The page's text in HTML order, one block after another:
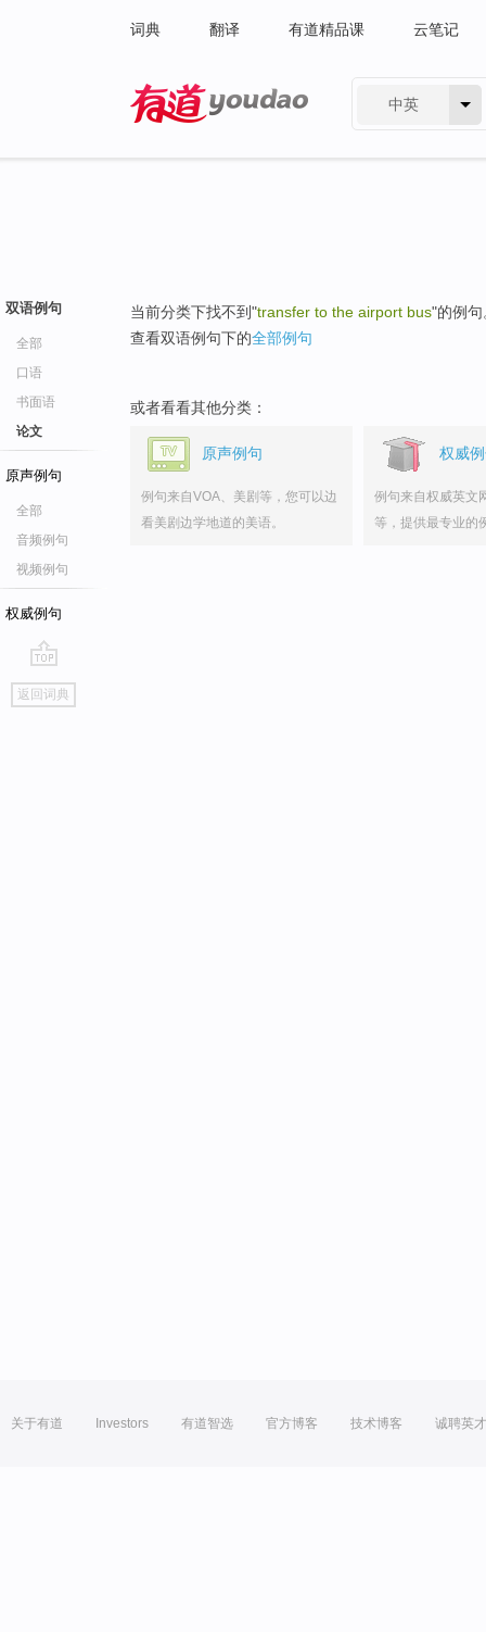
词典 翻译 有道精品课 云笔记
中英
双语例句
全部
口语
书面语
论文
原声例句
全部
音频例句
视频例句
权威例句
go
top
返回词典
当前分类下找不到"transfer to the airport bus"的例句
查看双语例句下的全部例句
或者看看其他分类：
原声例句
例句来自VOA、美剧等，您可以边
看美剧边学地道的美语。
权威
例句来自权威英文
等，提供最专业的
关于有道 Investors 有道智选 官方博客 技术博客 诚聘英才